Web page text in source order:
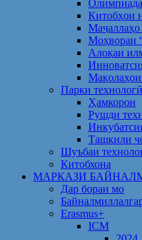
Китобҳои
Моҳвораи
Алоқаи
Мақолаҳои
Парки технологӣ
Ҳамкорон
Рушди
Ташкили
Шуъбаи
Китобхона
МАРКАЗИ
Дар бораи мо
Erasmus+
ICM